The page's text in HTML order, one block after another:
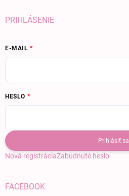
PRIHLÁSENIE
E-MAIL
HESLO
Prihlásiť sa
Nová registráciaZabudnuté heslo
FACEBOOK